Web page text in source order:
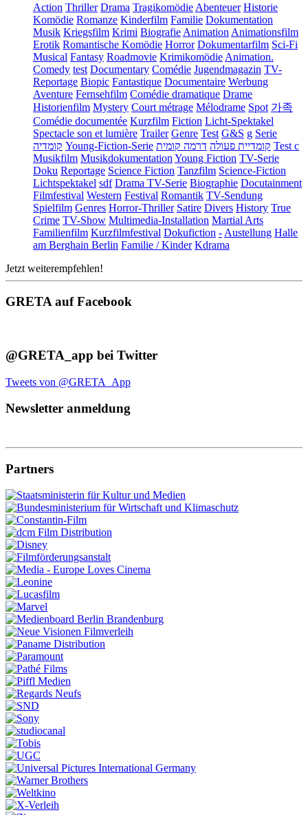
Action Thriller Drama Tragikomödie Abenteuer Historie
Komödie Romanze Kinderfilm Familie Dokumentation
Musik Kriegsfilm Krimi Biografie Animation Animationsfilm
Erotik Romantische Komödie Horror Dokumentarfilm Sci-Fi
Musical Fantasy Roadmovie Krimikomödie Animation.
Comedy test Documentary Comédie Jugendmagazin TV-
Reportage Biopic Fantastique Documentaire Werbung
Aventure Fernsehfilm Comédie dramatique Drame
Historienfilm Mystery Court métrage Mélodrame Spot 가족
Comédie documentée Kurzfilm Fiction Licht-Spektakel
Spectacle son et lumière Trailer Genre Test G&S g Serie
קומדיה Young-Fiction-Serie קומדיית פעולה דרמה קומית
Test c
Musikfilm Musikdokumentation Young Fiction TV-Serie
Doku Reportage Science Fiction Tanzfilm Science-Fiction
Lichtspektakel sdf Drama TV-Serie Biographie Docutainment
Filmfestival Western Festival Romantik TV-Sendung
Spielfilm Genres Horror-Thriller Satire Divers History True
Crime TV-Show Multimedia-Installation Martial Arts
Familienfilm Kurzfilmfestival Dokufiction - Austellung Halle
am Berghain Berlin Familie / Kinder Kdrama
Jetzt weiterempfehlen!
GRETA auf Facebook
@GRETA_app bei Twitter
Tweets von @GRETA_App
Newsletter anmeldung
Partners